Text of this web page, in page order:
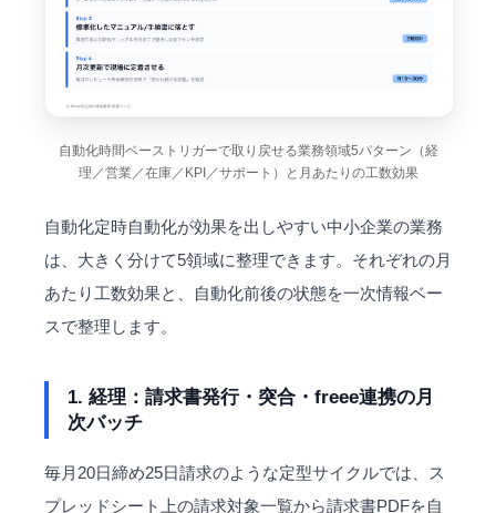
自動化時間ベーストリガーで取り戻せる業務領域5パターン（経
理／営業／在庫／KPI／サポート）と月あたりの工数効果
自動化定時自動化が効果を出しやすい中小企業の業務
は、大きく分けて5領域に整理できます。それぞれの月
あたり工数効果と、自動化前後の状態を一次情報ベー
スで整理します。
1. 経理：請求書発行・突合・freee連携の月
次バッチ
毎月20日締め25日請求のような定型サイクルでは、ス
プレッドシート上の請求対象一覧から請求書PDFを自